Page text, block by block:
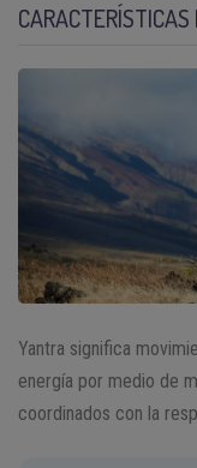
Yantra significa
energía por medio de
coordinados con la